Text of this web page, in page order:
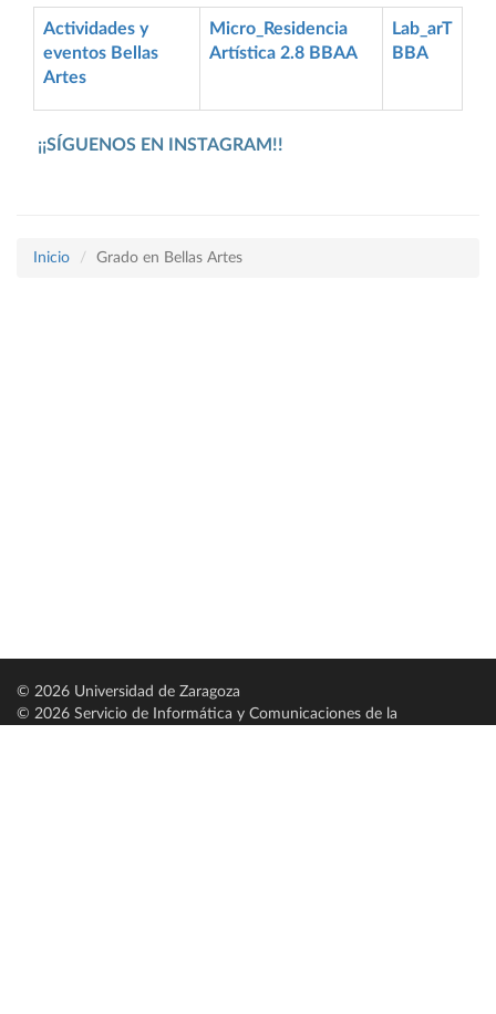
Actividades y
eventos Bellas
Artes
Micro_Residencia
Artística 2.8 BBAA
Lab_arT
BBA
¡¡SÍGUENOS EN INSTAGRAM!!
Inicio Grado en Bellas Artes
© 2026 Universidad de Zaragoza
© 2026 Servicio de Informática y Comunicaciones de la